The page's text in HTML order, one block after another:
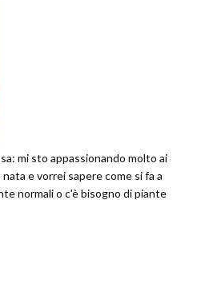
mi sto appassionando molto ai
e vorrei sapere come si fa a
normali o c'è bisogno di piante